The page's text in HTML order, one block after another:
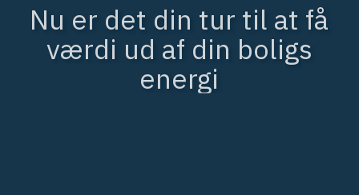
Nu er det din tur til at få
værdi ud af din boligs
energi